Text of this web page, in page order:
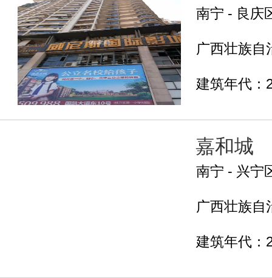
南宁 - 良庆
广西壮族自
建筑年代：
嘉和城
南宁 - 兴宁
广西壮族自
建筑年代：